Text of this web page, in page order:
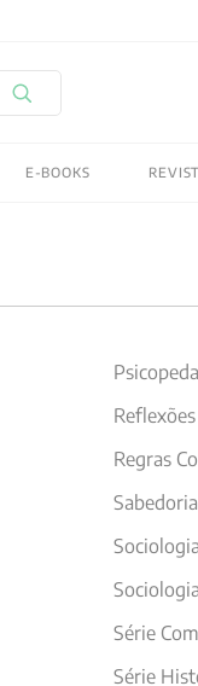
E-BOOKS
Regras
Sociologia
Série
Série